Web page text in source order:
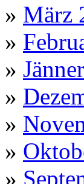
» März
»
»
»
»
»
»